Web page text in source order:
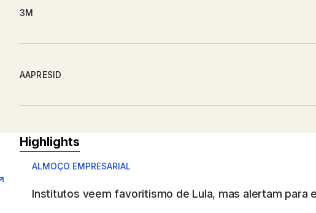
3M
AAPRESID
ABB SAU
ABB WOOD
Highlights
ALMOÇO EMPRESARIAL
Institutos veem favoritismo de Lula, mas alertam para